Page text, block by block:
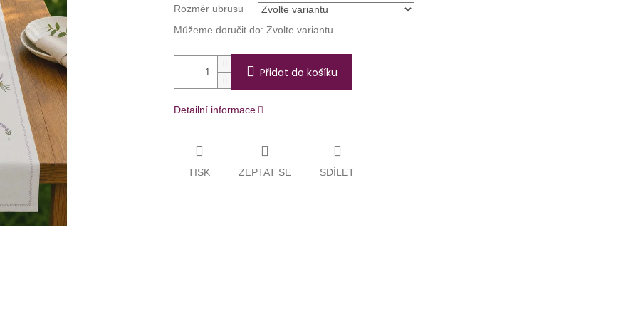
Rozměr ubrusu
Můžeme doručit do: Zvolte variantu
Přidat do košíku
Detailní informace
TISK ZEPTAT SE SDÍLET